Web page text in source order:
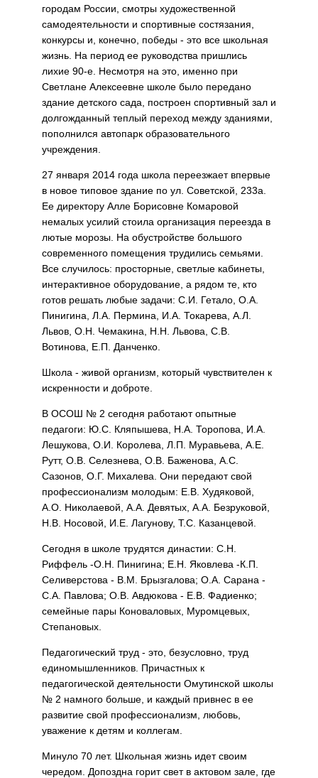
городам России, смотры художественной
самодеятельности и спортивные состязания,
конкурсы и, конечно, победы - это все школьная
жизнь. На период ее руководства пришлись
лихие 90-е. Несмотря на это, именно при
Светлане Алексеевне школе было передано
здание детского сада, построен спортивный зал и
долгожданный теплый переход между зданиями,
пополнился автопарк образовательного
учреждения.
27 января 2014 года школа переезжает впервые
в новое типовое здание по ул. Советской, 233а.
Ее директору Алле Борисовне Комаровой
немалых усилий стоила организация переезда в
лютые морозы. На обустройстве большого
современного помещения трудились семьями.
Все случилось: просторные, светлые кабинеты,
интерактивное оборудование, а рядом те, кто
готов решать любые задачи: С.И. Гетало, О.А.
Пинигина, Л.А. Пермина, И.А. Токарева, А.Л.
Львов, О.Н. Чемакина, Н.Н. Львова, С.В.
Вотинова, Е.П. Данченко.
Школа - живой организм, который чувствителен к
искренности и доброте.
В ОСОШ № 2 сегодня работают опытные
педагоги: Ю.С. Кляпышева, Н.А. Торопова, И.А.
Лешукова, О.И. Королева, Л.П. Муравьева, А.Е.
Рутт, О.В. Селезнева, О.В. Баженова, А.С.
Сазонов, О.Г. Михалева. Они передают свой
профессионализм молодым: Е.В. Худяковой,
А.О. Николаевой, А.А. Девятых, А.А. Безруковой,
Н.В. Носовой, И.Е. Лагунову, Т.С. Казанцевой.
Сегодня в школе трудятся династии: С.Н.
Риффель -О.Н. Пинигина; Е.Н. Яковлева -К.П.
Селиверстова - В.М. Брызгалова; О.А. Сарана -
С.А. Павлова; О.В. Авдюкова - Е.В. Фадиенко;
семейные пары Коноваловых, Муромцевых,
Степановых.
Педагогический труд - это, безусловно, труд
единомышленников. Причастных к
педагогической деятельности Омутинской школы
№ 2 намного больше, и каждый привнес в ее
развитие свой профессионализм, любовь,
уважение к детям и коллегам.
Минуло 70 лет. Школьная жизнь идет своим
чередом. Допоздна горит свет в актовом зале, где